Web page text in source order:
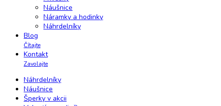
Náušnice
Náramky a hodinky
Náhrdelníky
Blog
Čítajte
Kontakt
Zavolajte
Náhrdelníky
Náušnice
Šperky v akcii